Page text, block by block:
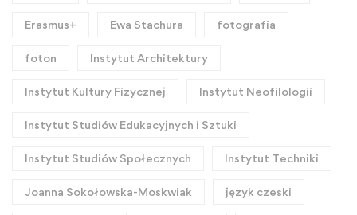
Erasmus+ Ewa Stachura fotografia
foton Instytut Architektury
Instytut Kultury Fizycznej Instytut Neofilologii
Instytut Studiów Edukacyjnych i Sztuki
Instytut Studiów Społecznych Instytut Techniki
Joanna Sokołowska-Moskwiak język czeski